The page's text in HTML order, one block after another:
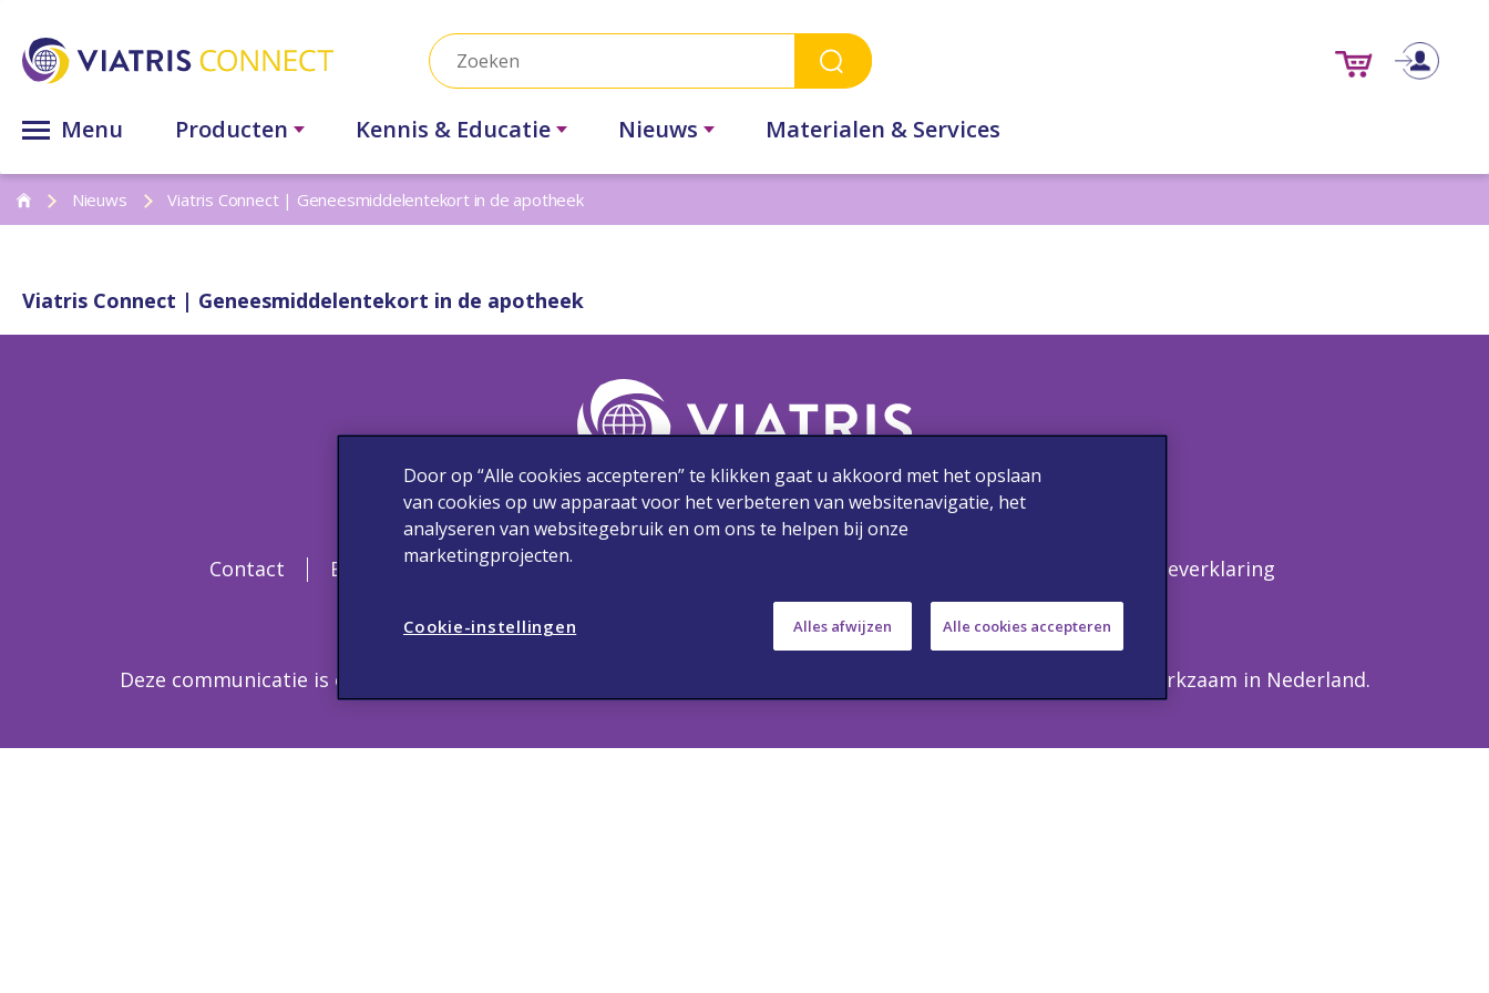
Menu Producten Kennis & Educatie Nieuws Materialen & Services
Nieuws Viatris Connect | Geneesmiddelentekort in de apotheek
Viatris Connect | Geneesmiddelentekort in de apotheek
Contact Bijwerkingen & Medische vragen Cookieverklaring
Copyright 2024 Viatris. Alle rechten voorbehouden.
Deze communicatie is enkel bestemd voor de geadresseerde beroepsbeoefenaren in de gezondheidszorg, werkzaam in Nederland.
Door op “Alle cookies accepteren” te klikken gaat u akkoord met het opslaan
van cookies op uw apparaat voor het verbeteren van websitenavigatie, het
analyseren van websitegebruik en om ons te helpen bij onze
marketingprojecten.
Cookie-instellingen Alles afwijzen Alle cookies accepteren